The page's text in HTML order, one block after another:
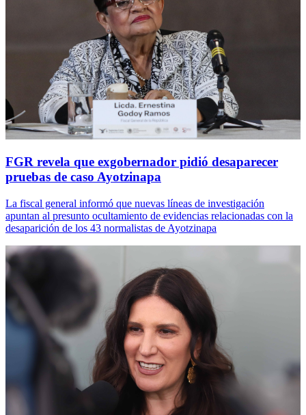
FGR revela que exgobernador pidió desaparecer
pruebas de caso Ayotzinapa
La fiscal general informó que nuevas líneas de investigación
apuntan al presunto ocultamiento de evidencias relacionadas con la
desaparición de los 43 normalistas de Ayotzinapa